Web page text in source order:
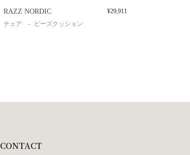
RAZZ NORDIC
チェア ビーズクッション
¥29,911
CONTACT